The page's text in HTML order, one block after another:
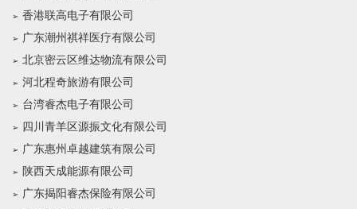
香港联高电子有限公司
广东潮州祺祥医疗有限公司
北京密云区维达物流有限公司
河北程奇旅游有限公司
台湾睿杰电子有限公司
四川青羊区源振文化有限公司
广东惠州卓越建筑有限公司
陕西天成能源有限公司
广东揭阳睿杰保险有限公司